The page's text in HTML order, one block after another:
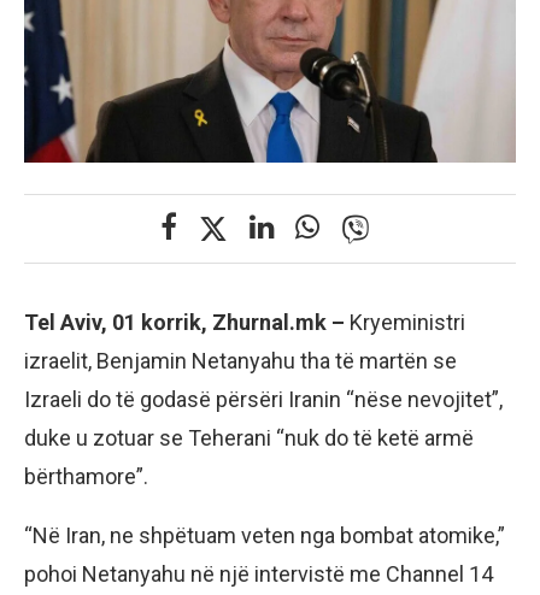
Tel Aviv, 01 korrik, Zhurnal.mk – Kryeministri
izraelit, Benjamin Netanyahu tha të martën se
Izraeli do të godasë përsëri Iranin “nëse nevojitet”,
duke u zotuar se Teherani “nuk do të ketë armë
bërthamore”.
“Në Iran, ne shpëtuam veten nga bombat atomike,”
pohoi Netanyahu në një intervistë me Channel 14